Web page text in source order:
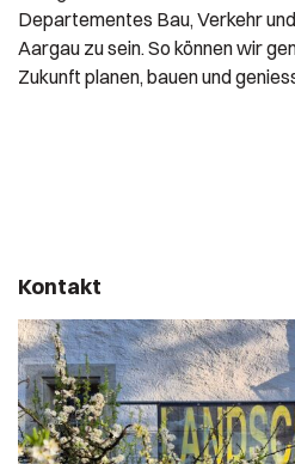
Departementes Bau, Verkehr
Aargau zu sein. So können wir
Zukunft planen, bauen und
Kontakt